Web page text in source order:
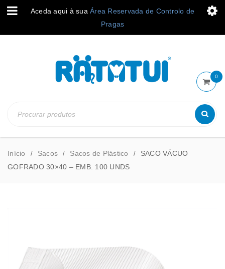
Aceda aqui à sua Área Reservada de Controlo de
Pragas
0
Início / Sacos / Sacos de Plástico /
SACO VÁCUO
GOFRADO 30×40 – EMB. 100 UNDS